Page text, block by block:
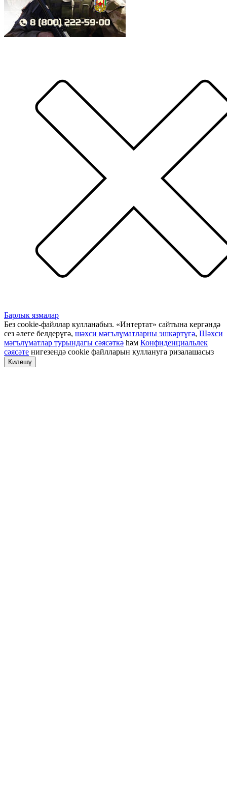
Барлык язмалар
Без cookie-файллар кулланабыз. «Интертат» сайтына кергәндә
сез әлеге белдерүгә, шәхси мәгълүматларны эшкәртүгә, Шәхси
мәгълүматлар турындагы сәясәткә һәм Конфиденциальлек
сәясәте нигезендә cookie файлларын куллануга ризалашасыз
Килешү